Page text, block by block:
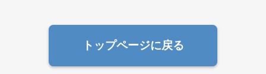
トップページに戻る